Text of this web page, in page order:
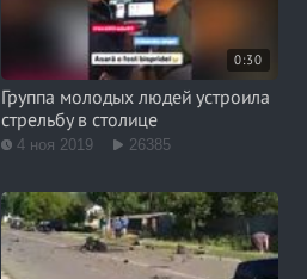
0:30
Группа молодых людей устроила
стрельбу в столице
4 ноя 2019 26385